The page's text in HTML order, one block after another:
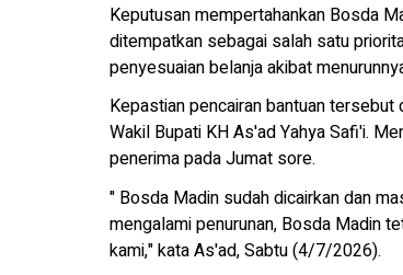
Keputusan mempertahankan Bosda
ditempatkan sebagai salah satu
penyesuaian belanja akibat
Kepastian pencairan bantuan
Wakil Bupati KH As'ad Yahya Safi'i.
penerima pada Jumat sore.
" Bosda Madin sudah dicairkan dan
mengalami penurunan, Bosda Madin
kami," kata As'ad, Sabtu (4/7/2026).